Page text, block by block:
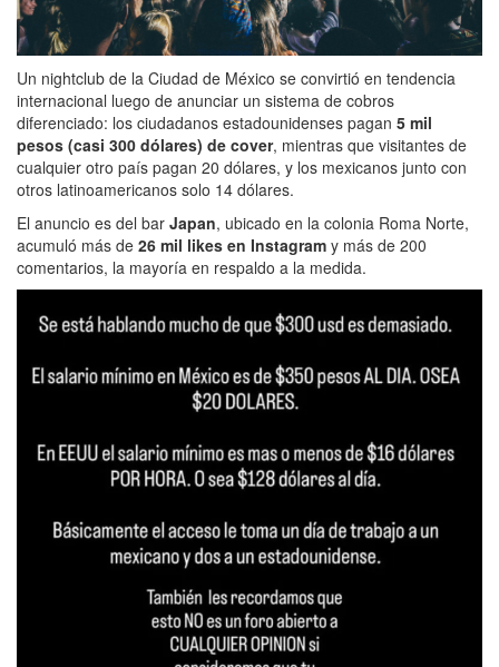
Un nightclub de la Ciudad de México se convirtió en tendencia
internacional luego de anunciar un sistema de cobros
diferenciado: los ciudadanos estadounidenses pagan 5 mil
pesos (casi 300 dólares) de cover, mientras que visitantes de
cualquier otro país pagan 20 dólares, y los mexicanos junto con
otros latinoamericanos solo 14 dólares.
El anuncio es del bar Japan, ubicado en la colonia Roma Norte,
acumuló más de 26 mil likes en Instagram y más de 200
comentarios, la mayoría en respaldo a la medida.